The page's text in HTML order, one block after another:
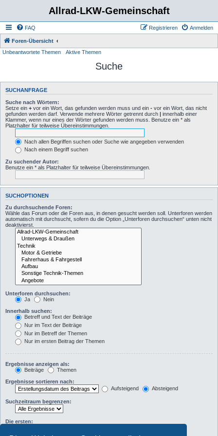
Allrad-LKW-Gemeinschaft
FAQ Anmelden
Registrieren
Foren-Übersicht
Unbeantwortete Themen
Aktive Themen
Suche
SUCHANFRAGE
Suche nach Wörtern:
Setze ein + vor ein Wort, das gefunden werden muss und ein - vor ein Wort, das nicht
gefunden werden darf. Verwende mehrere Wörter getrennt durch | innerhalb einer
Klammer, wenn nur eines der Wörter gefunden werden muss. Benutze ein * als
Platzhalter für teilweise Übereinstimmungen.
Nach allen Begriffen suchen oder Suche wie angegeben verwenden
Nach einem Begriff suchen
Zu suchender Autor:
Benutze ein * als Platzhalter für teilweise Übereinstimmungen.
SUCHOPTIONEN
Zu durchsuchende Foren:
Wähle das Forum oder die Foren aus, in denen gesucht werden soll. Unterforen werden
automatisch mit durchsucht, sofern du die Option „Unterforen durchsuchen“ unten nicht
deaktivierst.
Unterforen durchsuchen:
Ja
Nein
Innerhalb suchen:
Betreff und Text der Beiträge
Nur im Text der Beiträge
Nur im Betreff der Themen
Nur im ersten Beitrag der Themen
Ergebnisse anzeigen als:
Beiträge
Themen
Ergebnisse sortieren nach:
Aufsteigend
Absteigend
Suchzeitraum begrenzen:
Die ersten: